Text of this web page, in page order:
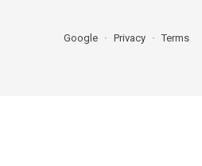
Google Privacy Terms